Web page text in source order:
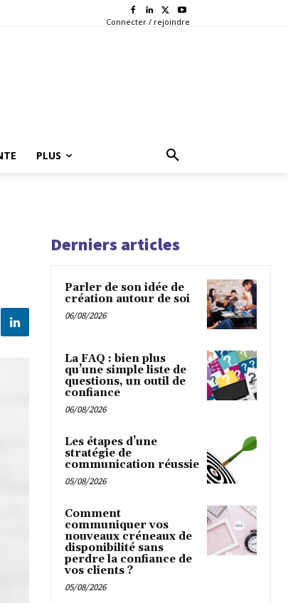
Connecter / rejoindre
PLUS
Derniers articles
Parler de son idée de
création autour de soi
06/08/2026
La FAQ : bien plus
qu’une simple liste de
questions, un outil de
confiance
06/08/2026
Les étapes d’une
stratégie de
communication réussie
05/08/2026
Comment
communiquer vos
nouveaux créneaux de
disponibilité sans
perdre la confiance de
vos clients ?
05/08/2026